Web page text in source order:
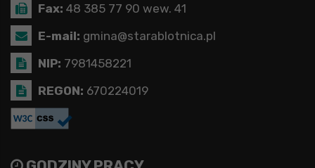
Fax: 48 385 77 90 wew. 41
E-mail: gmina@starablotnica.pl
NIP: 7981458221
REGON: 670224019